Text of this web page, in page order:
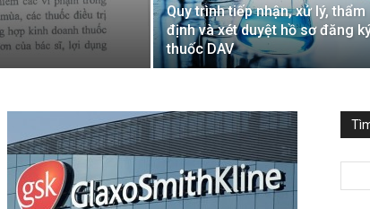
Quy trình tiếp nhận, xử lý, thẩm
định và xét duyệt hồ sơ đăng
thuốc DAV